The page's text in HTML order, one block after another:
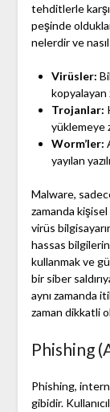
tehditlerle karşı
peşinde
nelerdir ve
Virüsler:
kopyalayan
Trojanlar:
yüklemeye
Worm’ler:
yayılan
Malware,
zamanda
virüs
hassas
kullanmak ve
bir siber
aynı zamanda
zaman dikkatli
Phishing
Phishing,
gibidir.